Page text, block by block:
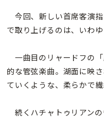
今回、新しい首席客演
で取り上げるのは、いわ
一曲目のリャードフの
的な管弦楽曲。湖面に映
ていくような、柔らかで
続くハチャトゥリアン